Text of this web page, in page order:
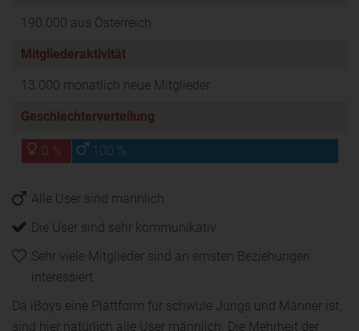
190.000 aus Österreich
Mitgliederaktivität
13.000 monatlich neue Mitglieder
Geschlechterverteilung
0 % 100 %
Alle User sind männlich
Die User sind sehr kommunikativ
Sehr viele Mitglieder sind an ernsten Beziehungen
interessiert
Da iBoys eine Plattform für schwule Jungs und Männer ist,
sind hier natürlich alle User männlich. Die Mehrheit der